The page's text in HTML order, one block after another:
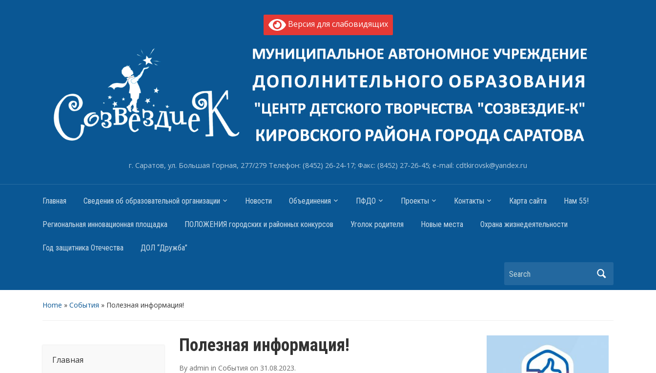
Версия для слабовидящих
г. Саратов, ул. Большая Горная, 277/279 Телефон: (8452) 26-24-17; Факс: (8452) 27-26-45; e-mail: cdtkirovsk@yandex.ru
Главная Сведения об образовательной организации Новости Объединения ПФДО Проекты Контакты Карта сайта Нам 55!
Региональная инновационная площадка ПОЛОЖЕНИЯ городских и районных конкурсов Уголок родителя Новые места Охрана жизнедеятельности
Год защитника Отечества ДОЛ “Дружба”
Search
Home » События » Полезная информация!
Главная
Полезная информация!
By admin in События on 31.08.2023.